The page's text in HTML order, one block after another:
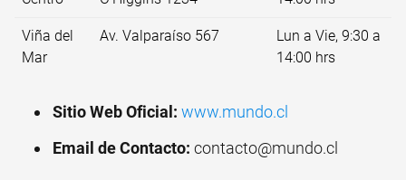
Viña del
Mar
Av. Valparaíso 567
Lun a Vie, 9:30 a
14:00 hrs
Sitio Web Oficial: www.mundo.cl
Email de Contacto: contacto@mundo.cl